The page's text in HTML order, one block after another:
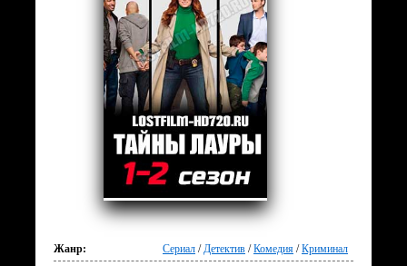
Жанр: Сериал /Детектив /Комедия /Криминал